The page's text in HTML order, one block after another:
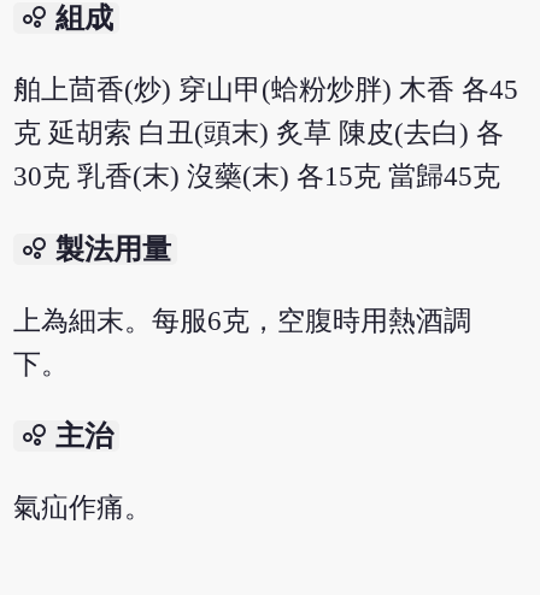
bubble_chart 組成
舶上茴香(炒) 穿山甲(蛤粉炒胖) 木香 各45
克 延胡索 白丑(頭末) 炙草 陳皮(去白) 各
30克 乳香(末) 沒藥(末) 各15克 當歸45克
bubble_chart 製法用量
上為細末。每服6克，空腹時用熱酒調
下。
bubble_chart 主治
氣疝作痛。